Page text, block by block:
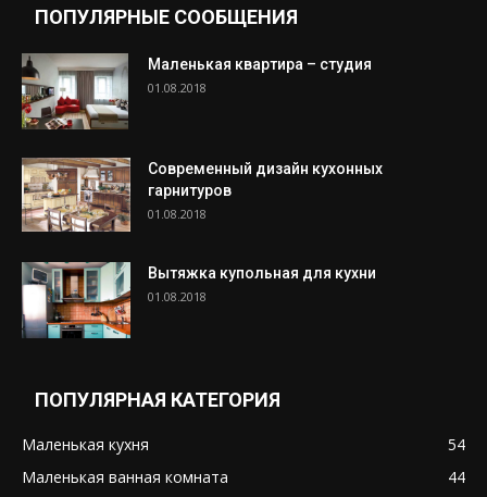
ПОПУЛЯРНЫЕ СООБЩЕНИЯ
Маленькая квартира – студия
01.08.2018
Современный дизайн кухонных
гарнитуров
01.08.2018
Вытяжка купольная для кухни
01.08.2018
ПОПУЛЯРНАЯ КАТЕГОРИЯ
Маленькая кухня
54
Маленькая ванная комната
44